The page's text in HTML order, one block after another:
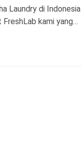
Laundry di
kami yang…